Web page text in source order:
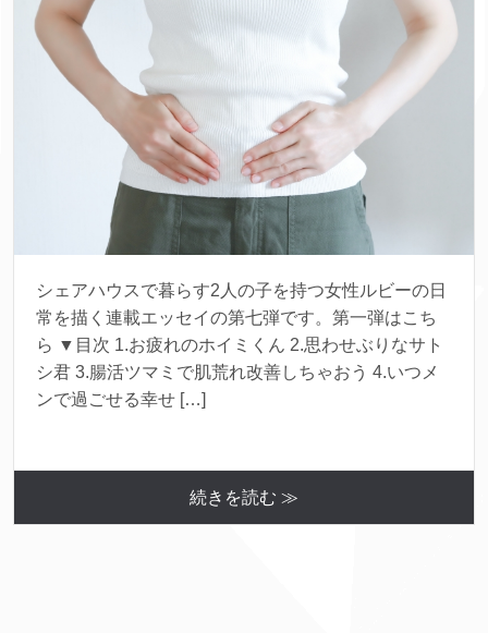
シェアハウスで暮らす2人の子を持つ女性ルビーの日
常を描く連載エッセイの第七弾です。第一弾はこち
ら ▼目次 1.お疲れのホイミくん 2.思わせぶりなサト
シ君 3.腸活ツマミで肌荒れ改善しちゃおう 4.いつメ
ンで過ごせる幸せ […]
続きを読む ≫